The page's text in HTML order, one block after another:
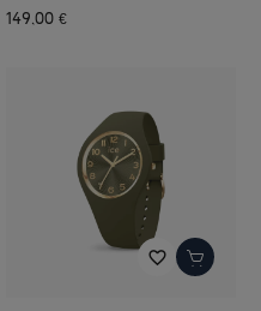
149,00 €
favorite_border